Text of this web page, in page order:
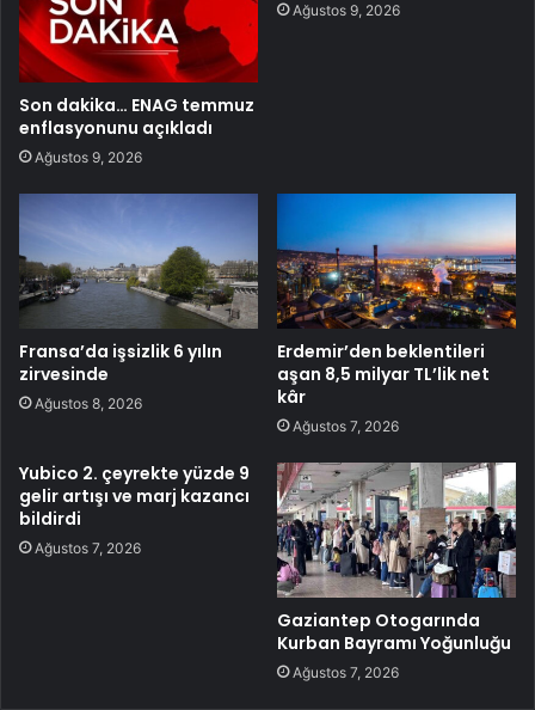
Son dakika… ENAG temmuz
enflasyonunu açıkladı
Ağustos 9, 2026
Ağustos 9, 2026
Fransa’da işsizlik 6 yılın
zirvesinde
Ağustos 8, 2026
Erdemir’den beklentileri
aşan 8,5 milyar TL’lik net
kâr
Ağustos 7, 2026
Yubico 2. çeyrekte yüzde 9
gelir artışı ve marj kazancı
bildirdi
Ağustos 7, 2026
Gaziantep Otogarında
Kurban Bayramı Yoğunluğu
Ağustos 7, 2026